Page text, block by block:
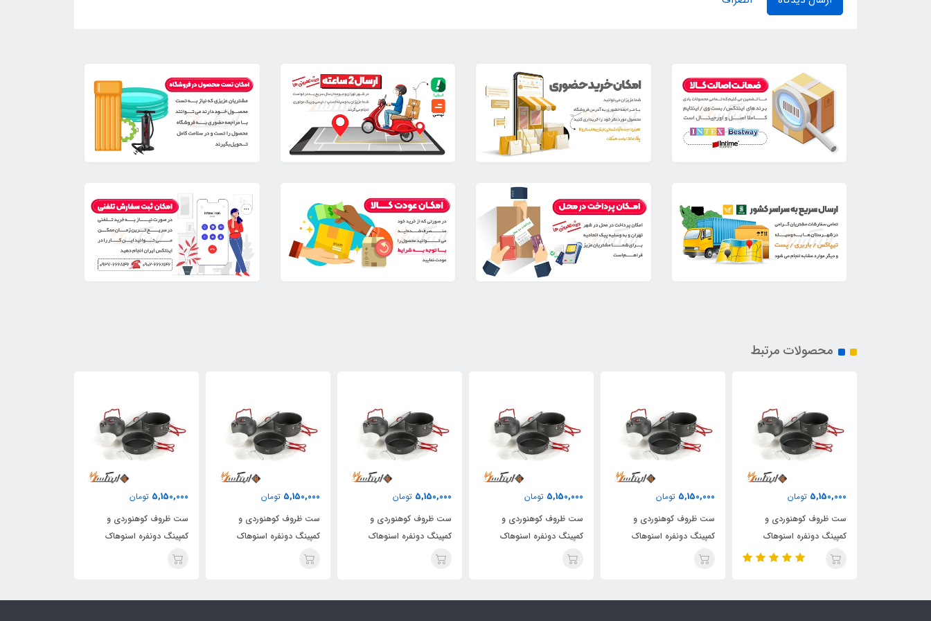
محصولات مرتبط
5,150,000 تومان
ست ظروف کوهنوردی و
کمپینگ دونفره اسنوهاک
5,150,000 تومان
ست ظروف کوهنوردی و
کمپینگ دونفره اسنوهاک
5,150,000 تومان
ست ظروف کوهنوردی و
کمپینگ دونفره اسنوهاک
5,150,000 تومان
ست ظروف کوهنوردی و
کمپینگ دونفره اسنوهاک
5,150,000 تومان
ست ظروف کوهنوردی و
کمپینگ دونفره اسنوهاک
5,150,000 تومان
ست ظروف کوهنوردی و
کمپینگ دونفره اسنوهاک